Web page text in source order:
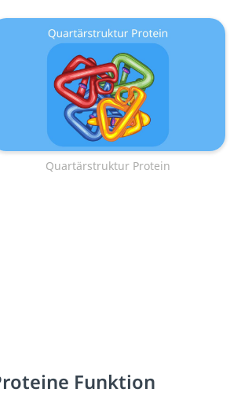
Quartärstruktur Protein
Funktion